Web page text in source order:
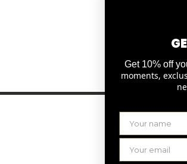
Get 10% off
moments,